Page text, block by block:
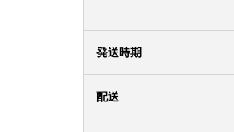
発送時期
配送